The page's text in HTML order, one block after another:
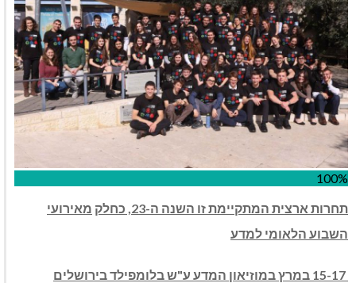
100%
תחרות ארצית המתקיימת זו השנה ה-23, כחלק
מאירועי
השבוע הלאומי למדע
15-17 במרץ במוזיאון המדע ע"ש בלומפילד בירושלים